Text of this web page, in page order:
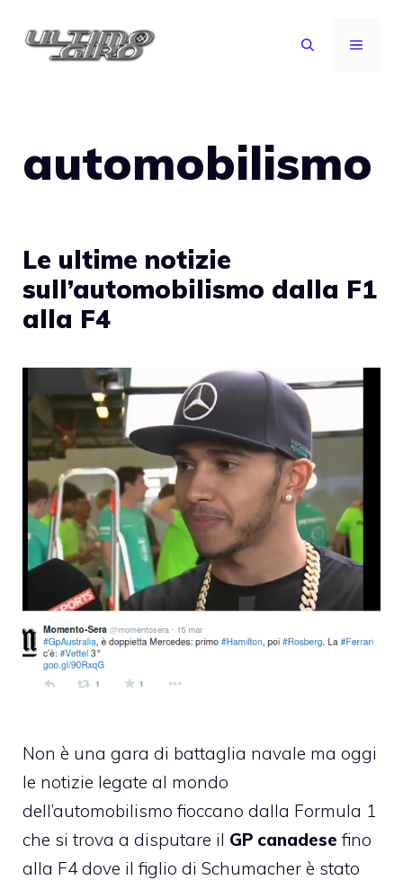
MENU
automobilismo
Le ultime notizie
sull’automobilismo dalla F1
alla F4
Non è una gara di battaglia navale ma oggi
le notizie legate al mondo
dell’automobilismo fioccano dalla Formula 1
che si trova a disputare il GP canadese fino
alla F4 dove il figlio di Schumacher è stato